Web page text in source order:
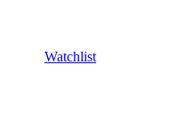
Watchlist